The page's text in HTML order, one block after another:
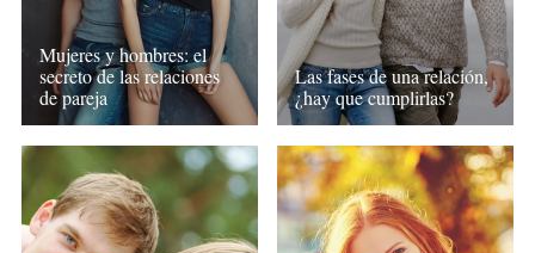
Mujeres y hombres: el
secreto de las relaciones
de pareja
Las fases de una relación,
¿hay que cumplirlas?